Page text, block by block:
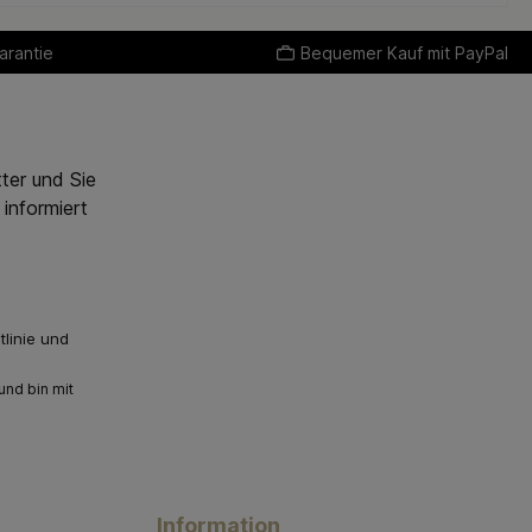
Bequemer Kauf mit PayPal
und Sie
und
bin mit
Information